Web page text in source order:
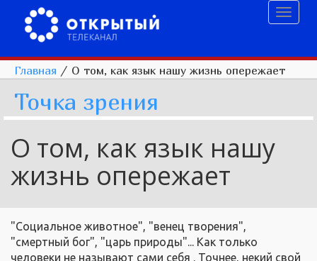
Главная / О том, как язык нашу жизнь опережает
Точка зрения
О том, как язык нашу
жизнь опережает
"Социальное животное", "венец творения",
"смертный бог", "царь природы"... Как только
человеки не называют сами себя . Точнее, некий свой